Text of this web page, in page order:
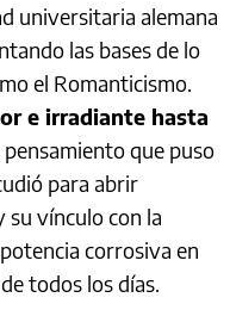
universitaria alemana
las bases de lo
el Romanticismo.
e irradiante hasta
que puso
para abrir
vínculo con la
corrosiva en
todos los días.